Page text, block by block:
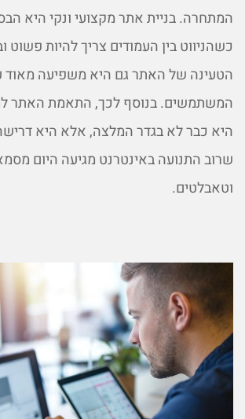
המתחרה. בניית אתר מקצועי ונקי היא
כשהניווט בין העמודים צריך להיות פשוט
הטעינה של האתר גם היא משפיעה
המשתמשים. בנוסף לכך, התאמת האתר
היא כבר לא בגדר המלצה, אלא היא דרישה
שרוב התנועה באינטרנט מגיעה היום
וטאבלטים.